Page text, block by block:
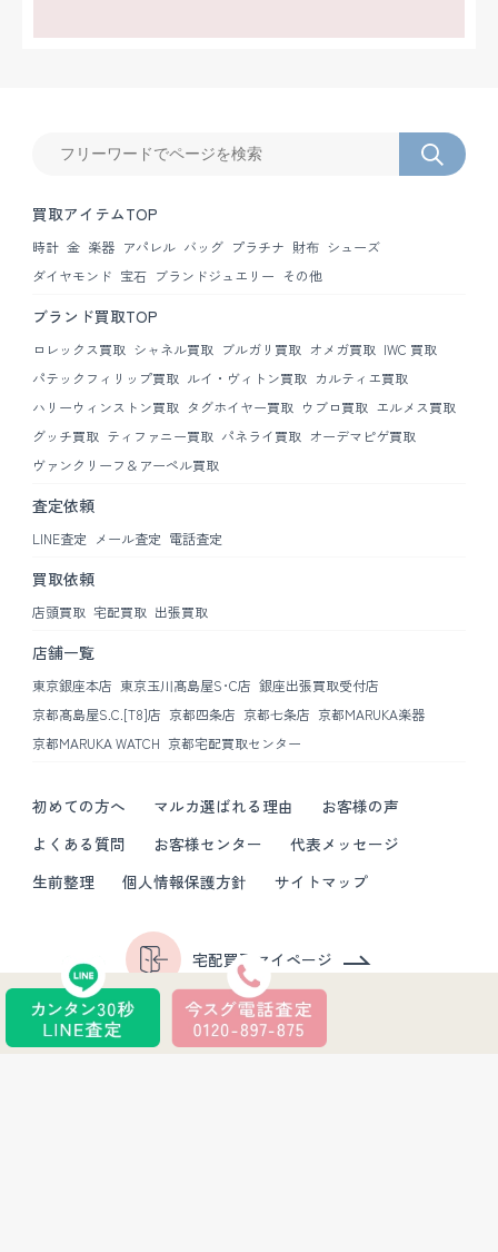
買取アイテムTOP
時計 金 楽器 アパレル バッグ プラチナ 財布 シューズ
ダイヤモンド 宝石 ブランドジュエリー その他
ブランド買取TOP
ロレックス買取 シャネル買取 ブルガリ買取 オメガ買取 IWC 買取
パテックフィリップ買取 ルイ・ヴィトン買取 カルティエ買取
ハリーウィンストン買取 タグホイヤー買取 ウブロ買取 エルメス買取
グッチ買取 ティファニー買取 パネライ買取 オーデマピゲ買取
ヴァンクリーフ＆アーペル買取
査定依頼
LINE査定 メール査定 電話査定
買取依頼
店頭買取 宅配買取 出張買取
店舗一覧
東京銀座本店 東京玉川髙島屋S･C店 銀座出張買取受付店
京都髙島屋S.C.[T8]店 京都四条店 京都七条店 京都MARUKA楽器
京都MARUKA WATCH 京都宅配買取センター
初めての方へ マルカ選ばれる理由
お客様の声
よくある質問
お客様センター
代表メッセージ
生前整理
個人情報保護方針 サイトマップ
宅配買取マイページ